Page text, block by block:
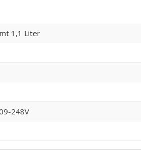
1,1 Liter
248V